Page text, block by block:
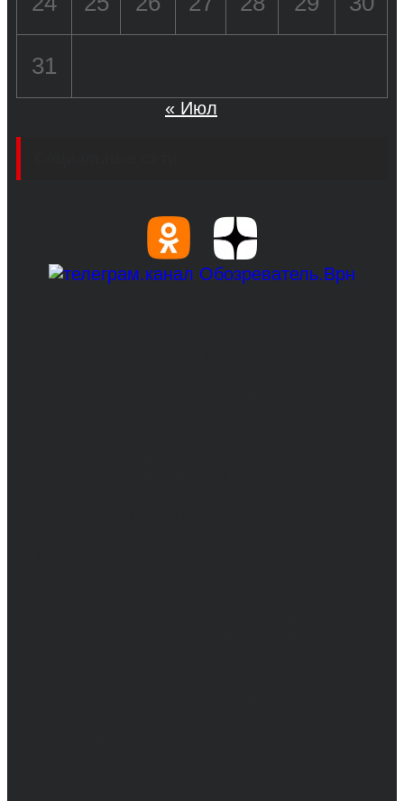
31
« Июл